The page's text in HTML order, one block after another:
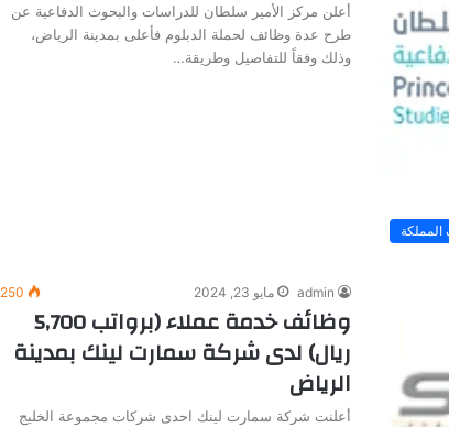
أعلن مركز الأمير سلطان للدراسات والبحوث الدفاعية عن
طرح عدة وظائف لحملة الدبلوم فأعلى بمدينة الرياض،
وذلك وفقاً للتفاصيل وطريقة…
admin مايو 23, 2024 250
وظائف خدمة عملاء (برواتب 5,700
ريال) لدى شركة سمارت لينك بمدينة
الرياض
أعلنت شركة سمارت لينك احدى شركات مجموعة الخليج